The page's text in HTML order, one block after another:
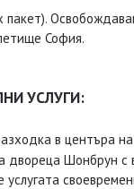
пакет).
София.
УСЛУГИ:
в центъра на
двореца Шонбрун с
услугата